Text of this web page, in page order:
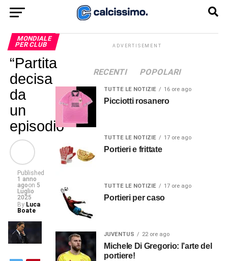
MONDIALE
PER CLUB
“Partita
decisa
da
un
episodio”
Published
1 anno
agoon 5
Luglio
2025
By Luca
Boate
ADVERTISEMENT
RECENTI POPOLARI
TUTTE LE NOTIZIE 16 ore ago
Picciotti rosanero
TUTTE LE NOTIZIE 17 ore ago
Portieri e frittate
TUTTE LE NOTIZIE 17 ore ago
Portieri per caso
JUVENTUS 22 ore ago
Michele Di Gregorio: l’arte del
portiere!